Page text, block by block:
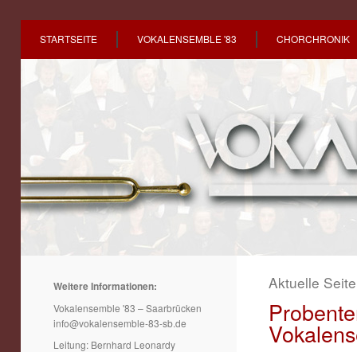
STARTSEITE VOKALENSEMBLE '83 CHORCHRONIK
Weitere Informationen:
Vokalensemble '83 – Saarbrücken
info@vokalensemble-83-sb.de
Leitung: Bernhard Leonardy
Aktuelle